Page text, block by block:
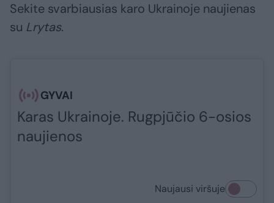
Sekite svarbiausias karo Ukrainoje naujienas
su Lrytas.​​​
GYVAI
Karas Ukrainoje. Rugpjūčio 6-osios
naujienos
Naujausi viršuje